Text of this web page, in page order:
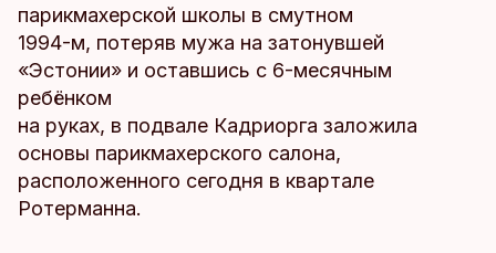
парикмахерской школы в смутном
1994-м, потеряв мужа на затонувшей
«Эстонии» и оставшись с 6-месячным
ребёнком
на руках, в подвале Кадриорга заложила
основы парикмахерского салона,
расположенного сегодня в квартале
Ротерманна.